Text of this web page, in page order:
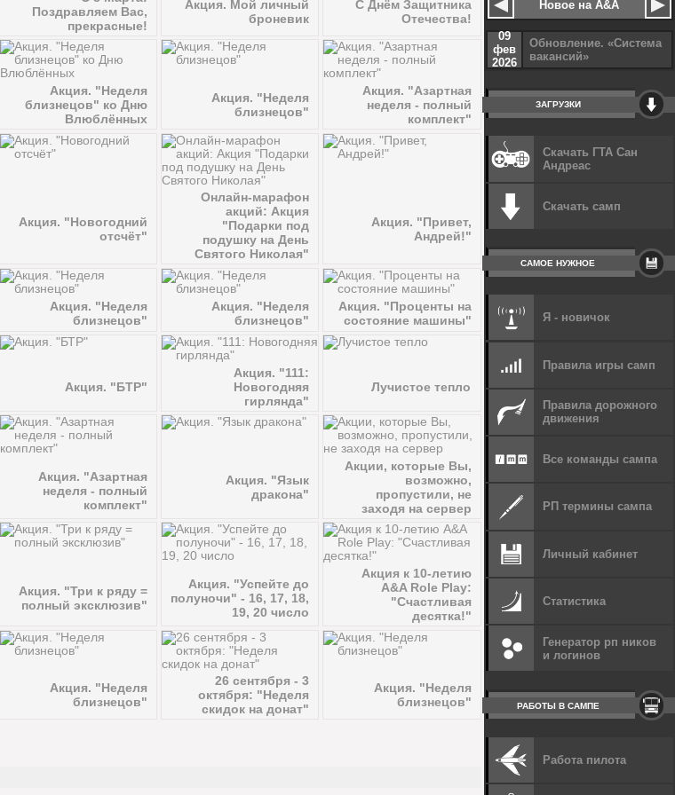
Поздравляем Вас,
прекрасные!
Акция. Мой личный
броневик
С Днём Защитника
Отечества!
Акция. "Неделя
близнецов" ко Дню
Влюблённых
Акция. "Неделя
близнецов"
Акция. "Азартная
неделя - полный
комплект"
Акция. "Новогодний
отсчёт"
Онлайн-марафон
акций: Акция
"Подарки под
подушку на День
Святого Николая"
Акция. "Привет,
Андрей!"
Акция. "Неделя
близнецов"
Акция. "Неделя
близнецов"
Акция. "Проценты на
состояние машины"
Акция. "БТР"
Акция. "111:
Новогодняя
гирлянда"
Лучистое тепло
Акция. "Азартная
неделя - полный
комплект"
Акция. "Язык
дракона"
Акции, которые Вы,
возможно,
пропустили, не
заходя на сервер
Акция. "Три к ряду =
полный эксклюзив"
Акция. "Успейте до
полуночи" - 16, 17, 18,
19, 20 число
Акция к 10-летию
A&A Role Play:
"Счастливая
десятка!"
Акция. "Неделя
близнецов"
26 сентября - 3
октября: "Неделя
скидок на донат"
Акция. "Неделя
близнецов"
Новое на A&A
09
фев
2026
Обновление. «Система
вакансий»
ЗАГРУЗКИ
Скачать ГТА Сан
Андреас
Скачать самп
САМОЕ НУЖНОЕ
Я - новичок
Правила игры самп
Правила дорожного
движения
Все команды сампа
РП термины сампа
Личный кабинет
Статистика
Генератор рп ников
и логинов
РАБОТЫ В САМПЕ
Работа пилота